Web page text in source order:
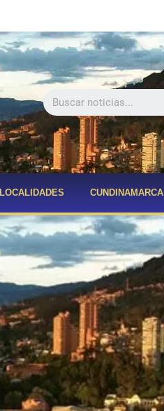
LOCALIDADES CUNDINAMARCA